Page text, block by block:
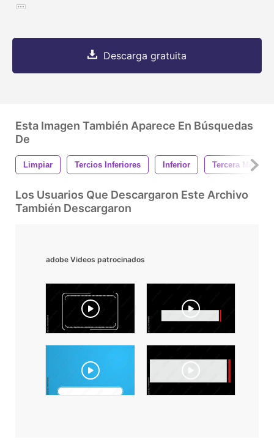
Descarga gratuita
Esta Imagen También Aparece En Búsquedas
De
Limpiar Tercios Inferiores Inferior Tercera Menor
Los Usuarios Que Descargaron Este Archivo
También Descargaron
adobe Videos patrocinados